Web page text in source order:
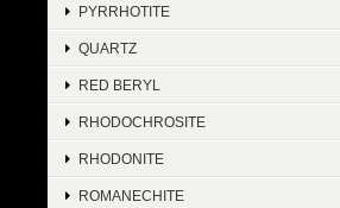
PYRRHOTITE
QUARTZ
RED BERYL
RHODOCHROSITE
RHODONITE
ROMANECHITE